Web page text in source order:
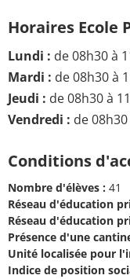
Horaires Ecole
Lundi : de 08h30 à
Mardi : de 08h30 à
Jeudi : de 08h30 à
Vendredi : de
Conditions
Nombre d'élèves : 41
Réseau d'éducation
Réseau d'éducation
Présence d'une
Unité localisée pour
Indice de position